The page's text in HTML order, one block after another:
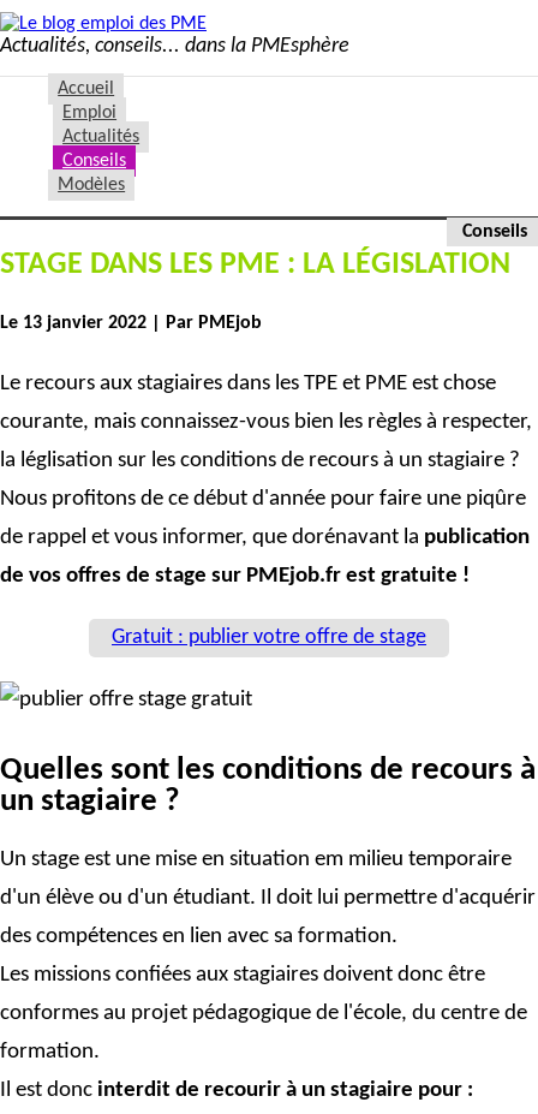
Actualités, conseils... dans la PMEsphère
Accueil
Emploi
Actualités
Conseils
Modèles
Conseils
STAGE DANS LES PME : LA LÉGISLATION
Le 13 janvier 2022 | Par PMEjob
Le recours aux stagiaires dans les TPE et PME est chose
courante, mais connaissez-vous bien les règles à respecter,
la léglisation sur les conditions de recours à un stagiaire ?
Nous profitons de ce début d'année pour faire une piqûre
de rappel et vous informer, que dorénavant la publication
de vos offres de stage sur PMEjob.fr est gratuite !
Gratuit : publier votre offre de stage
Quelles sont les conditions de recours à
un stagiaire ?
Un stage est une mise en situation em milieu temporaire
d'un élève ou d'un étudiant. Il doit lui permettre d'acquérir
des compétences en lien avec sa formation.
Les missions confiées aux stagiaires doivent donc être
conformes au projet pédagogique de l'école, du centre de
formation.
Il est donc interdit de recourir à un stagiaire pour :